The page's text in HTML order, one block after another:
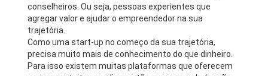
conselheiros. Ou seja, pessoas experientes que
agregar valor e ajudar o empreendedor na sua
trajetória.
Como uma start-up no começo da sua trajetória,
precisa muito mais de conhecimento do que dinheiro.
Para isso existem muitas plataformas que oferecem